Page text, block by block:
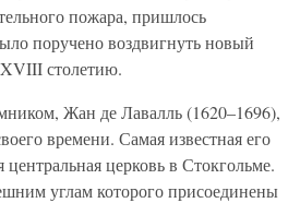
пожара, пришлось
поручено воздвигнуть новый
XVIII столетию.
Жан де Лавалль (1620–1696),
времени. Самая известная его
церковь в Стокгольме.
углам которого присоединены